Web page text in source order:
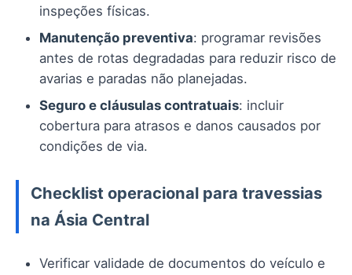
inspeções físicas.
Manutenção preventiva: programar revisões
antes de rotas degradadas para reduzir risco de
avarias e paradas não planejadas.
Seguro e cláusulas contratuais: incluir
cobertura para atrasos e danos causados por
condições de via.
Checklist operacional para travessias
na Ásia Central
Verificar validade de documentos do veículo e